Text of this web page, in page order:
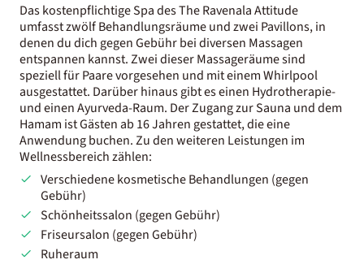
Das kostenpflichtige Spa des The Ravenala Attitude
umfasst zwölf Behandlungsräume und zwei Pavillons, in
denen du dich gegen Gebühr bei diversen Massagen
entspannen kannst. Zwei dieser Massageräume sind
speziell für Paare vorgesehen und mit einem Whirlpool
ausgestattet. Darüber hinaus gibt es einen Hydrotherapie-
und einen Ayurveda-Raum. Der Zugang zur Sauna und dem
Hamam ist Gästen ab 16 Jahren gestattet, die eine
Anwendung buchen. Zu den weiteren Leistungen im
Wellnessbereich zählen:
Verschiedene kosmetische Behandlungen (gegen
Gebühr)
Schönheitssalon (gegen Gebühr)
Friseursalon (gegen Gebühr)
Ruheraum